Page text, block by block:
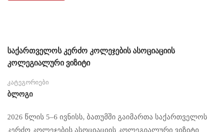
საქართველოს კერძო კოლეჯების ასოციაციის
კოლეგიალური ვიზიტი
კატეგორიები
Ბლოგი
2026 წლის 5–6 ივნისს, ბათუმში გაიმართა საქართველოს
კერძო კოლეჯების ასოციაციის კოლეგიალური ვიზიტი